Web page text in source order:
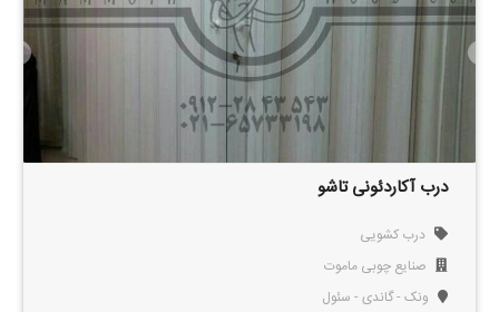
درب آکاردئونی تاشو
درب کشویی
صنایع چوبی ماموت
ونک - گاندی - سئول